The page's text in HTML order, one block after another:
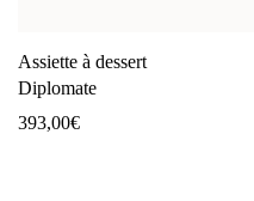
Assiette à dessert
Diplomate
393,00€